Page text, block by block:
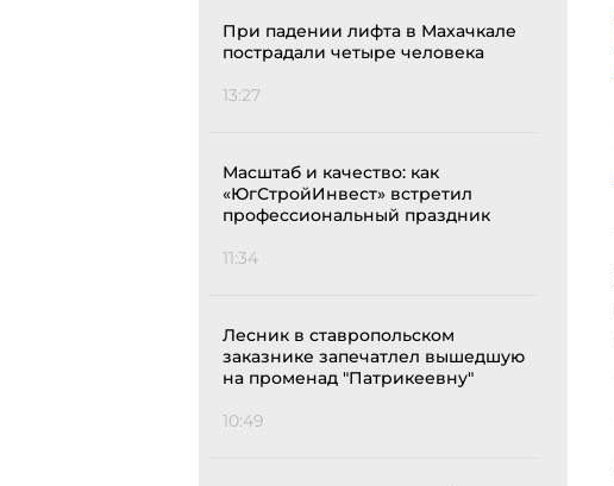
При падении лифта в Махачкале
пострадали четыре человека
13:27
Масштаб и качество: как
«ЮгСтройИнвест» встретил
профессиональный праздник
11:34
Лесник в ставропольском
заказнике запечатлел вышедшую
на променад "Патрикеевну"
10:49